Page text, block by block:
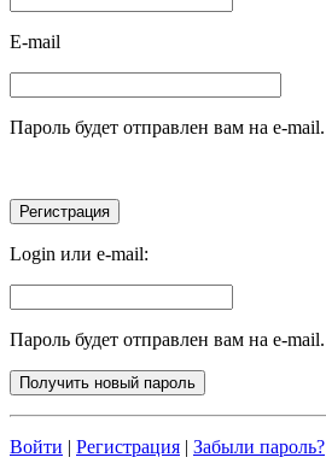
E-mail
Пароль будет отправлен вам на e-mail.
Login или e-mail:
Пароль будет отправлен вам на e-mail.
Войти | Регистрация | Забыли пароль?